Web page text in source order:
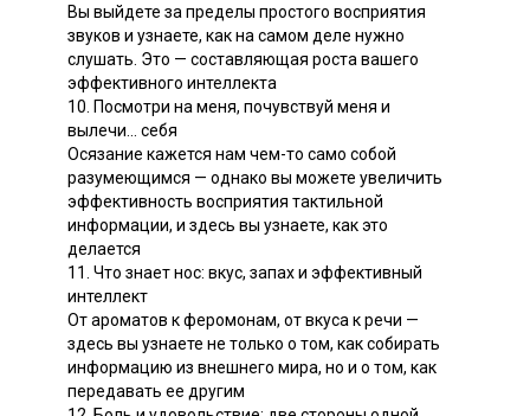
Вы выйдете за пределы простого восприятия
звуков и узнаете, как на самом деле нужно
слушать. Это — составляющая роста вашего
эффективного интеллекта
10. Посмотри на меня, почувствуй меня и
вылечи... себя
Осязание кажется нам чем-то само собой
разумеющимся — однако вы можете увеличить
эффективность восприятия тактильной
информации, и здесь вы узнаете, как это
делается
11. Что знает нос: вкус, запах и эффективный
интеллект
От ароматов к феромонам, от вкуса к речи —
здесь вы узнаете не только о том, как собирать
информацию из внешнего мира, но и о том, как
передавать ее другим